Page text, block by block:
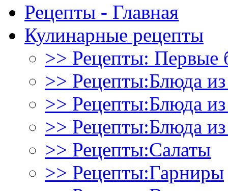
Рецепты - Главная
Кулинарные рецепты
>> Рецепты: Первые
>> Рецепты:Блюда
>> Рецепты:Блюда
>> Рецепты:Блюда
>> Рецепты:Салаты
>> Рецепты:Гарниры